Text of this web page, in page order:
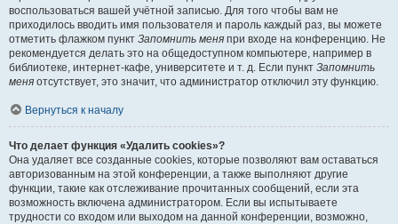
воспользоваться вашей учётной записью. Для того чтобы вам не
приходилось вводить имя пользователя и пароль каждый раз, вы можете
отметить флажком пункт Запомнить меня при входе на конференцию. Не
рекомендуется делать это на общедоступном компьютере, например в
библиотеке, интернет-кафе, университете и т. д. Если пункт Запомнить
меня отсутствует, это значит, что администратор отключил эту функцию.
Вернуться к началу
Что делает функция «Удалить cookies»?
Она удаляет все созданные cookies, которые позволяют вам оставаться
авторизованным на этой конференции, а также выполняют другие
функции, такие как отслеживание прочитанных сообщений, если эта
возможность включена администратором. Если вы испытываете
трудности со входом или выходом на данной конференции, возможно,